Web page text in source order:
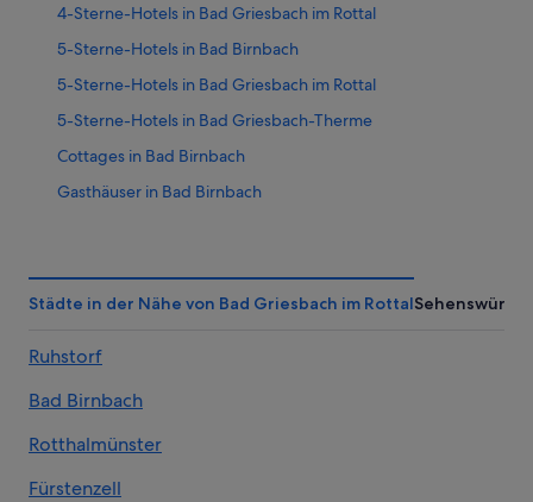
4-Sterne-Hotels in Bad Griesbach im Rottal
5-Sterne-Hotels in Bad Birnbach
5-Sterne-Hotels in Bad Griesbach im Rottal
5-Sterne-Hotels in Bad Griesbach-Therme
Cottages in Bad Birnbach
Gasthäuser in Bad Birnbach
Hotels mit Fitnessbereich in Bad Birnbach
Hotels mit Pool in Bad Birnbach
Hotels mit Restaurant in Bad Birnbach
Haustierfreundliche in Bad Birnbach
Independent Hotels in Bad Birnbach
Städte in der Nähe von Bad Griesbach im Rottal
Ruhstorf
Bad Birnbach
Rotthalmünster
Fürstenzell